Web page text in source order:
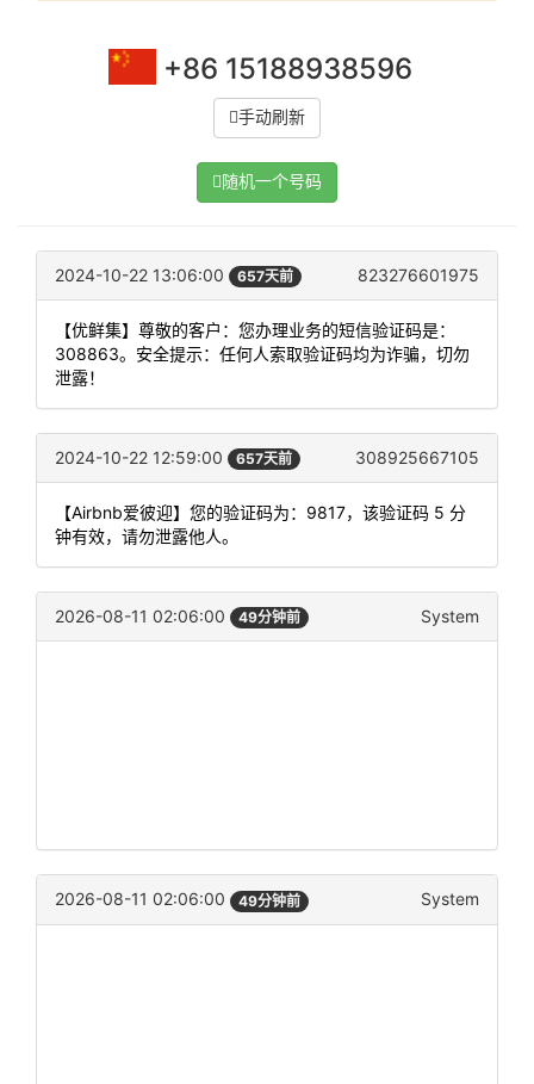
+86 15188938596
手动刷新
随机一个号码
2024-10-22 13:06:00 657天前 823276601975
【优鲜集】尊敬的客户：您办理业务的短信验证码是：
308863。安全提示：任何人索取验证码均为诈骗，切勿
泄露！
2024-10-22 12:59:00 657天前 308925667105
【Airbnb爱彼迎】您的验证码为：9817，该验证码 5 分
钟有效，请勿泄露他人。
2026-08-11 02:06:00 49分钟前 System
2026-08-11 02:06:00 49分钟前 System